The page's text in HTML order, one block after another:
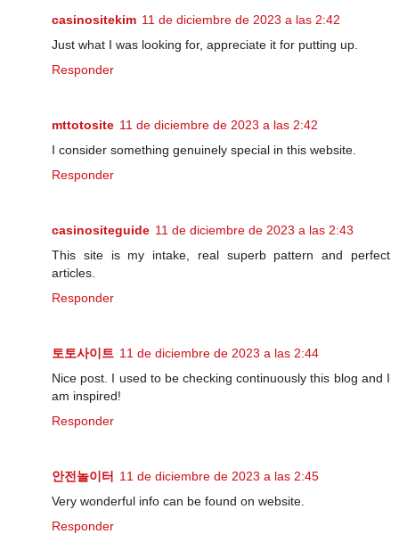
casinositekim 11 de diciembre de 2023 a las 2:42
Just what I was looking for, appreciate it for putting up.
Responder
mttotosite 11 de diciembre de 2023 a las 2:42
I consider something genuinely special in this website.
Responder
casinositeguide 11 de diciembre de 2023 a las 2:43
This site is my intake, real superb pattern and perfect
articles.
Responder
토토사이트 11 de diciembre de 2023 a las 2:44
Nice post. I used to be checking continuously this blog and I
am inspired!
Responder
안전놀이터
11 de diciembre de 2023 a las 2:45
Very wonderful info can be found on website.
Responder